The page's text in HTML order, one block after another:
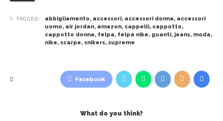
TAGGED: abbigliamento, accessori, accessori donna, accessori
uomo, air jordan, amazon, cappelli, cappotto,
cappotto donna, felpa, felpa nike, guanti, jeans, moda,
nike, scarpe, snikers, supreme
Facebook
What do you think?